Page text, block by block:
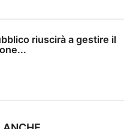
riuscirà a gestire il